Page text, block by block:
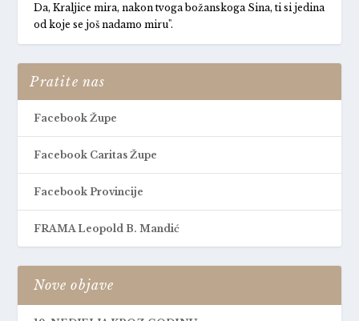
Da, Kraljice mira, nakon tvoga božanskoga Sina, ti si jedina
od koje se još nadamo miru".
Pratite nas
Facebook Župe
Facebook Caritas Župe
Facebook Provincije
FRAMA Leopold B. Mandić
Nove objave